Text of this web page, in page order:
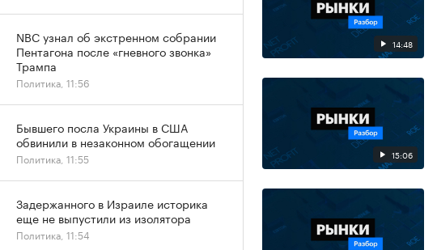
14:48
15:06
NBC узнал об экстренном собрании
Пентагона после «гневного звонка»
Трампа
Политика, 11:56
Бывшего посла Украины в США
обвинили в незаконном обогащении
Политика, 11:55
Задержанного в Израиле историка
еще не выпустили из изолятора
Политика, 11:54